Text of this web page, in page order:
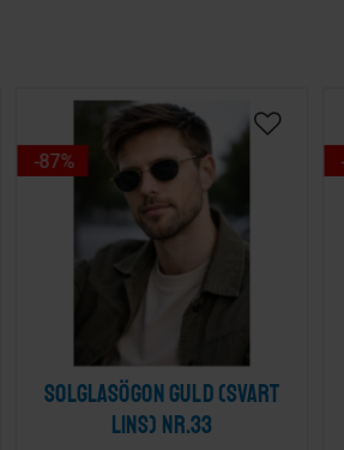
Solglasögon guld (svart
lins) nr.33
87%